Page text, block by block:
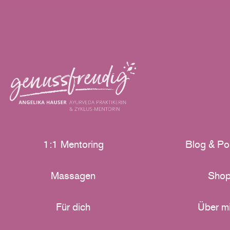
1:1 Mentoring
Massagen
Für dich
Blog &
Über